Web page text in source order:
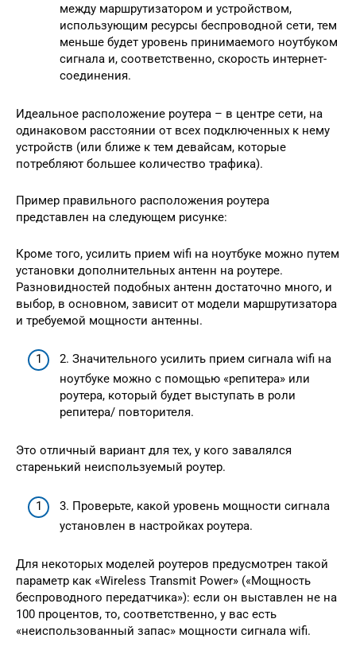
между маршрутизатором и устройством,
использующим ресурсы беспроводной сети, тем
меньше будет уровень принимаемого ноутбуком
сигнала и, соответственно, скорость интернет-
соединения.
Идеальное расположение роутера – в центре сети, на
одинаковом расстоянии от всех подключенных к нему
устройств (или ближе к тем девайсам, которые
потребляют большее количество трафика).
Пример правильного расположения роутера
представлен на следующем рисунке:
Кроме того, усилить прием wifi на ноутбуке можно путем
установки дополнительных антенн на роутере.
Разновидностей подобных антенн достаточно много, и
выбор, в основном, зависит от модели маршрутизатора
и требуемой мощности антенны.
2. Значительного усилить прием сигнала wifi на
ноутбуке можно с помощью «репитера» или
роутера, который будет выступать в роли
репитера/ повторителя.
Это отличный вариант для тех, у кого завалялся
старенький неиспользуемый роутер.
3. Проверьте, какой уровень мощности сигнала
установлен в настройках роутера.
Для некоторых моделей роутеров предусмотрен такой
параметр как «Wireless Transmit Power» («Мощность
беспроводного передатчика»): если он выставлен не на
100 процентов, то, соответственно, у вас есть
«неиспользованный запас» мощности сигнала wifi.